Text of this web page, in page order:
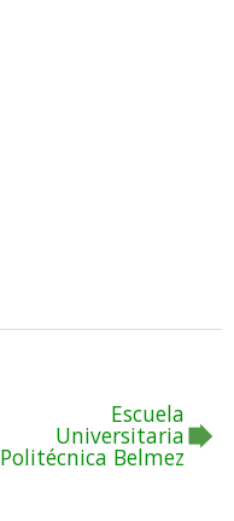
Escuela
Universitaria
Politécnica Belmez